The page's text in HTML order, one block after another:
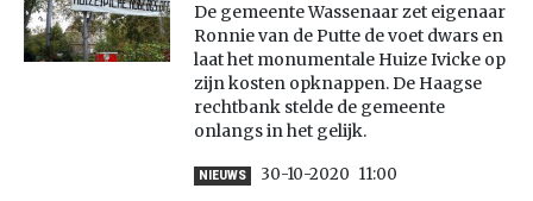
De gemeente Wassenaar zet eigenaar
Ronnie van de Putte de voet dwars en
laat het monumentale Huize Ivicke op
zijn kosten opknappen. De Haagse
rechtbank stelde de gemeente
onlangs in het gelijk.
NIEUWS 30-10-2020 11:00